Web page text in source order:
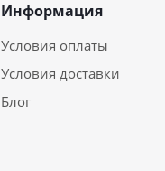
Информация
Условия оплаты
Условия доставки
Блог